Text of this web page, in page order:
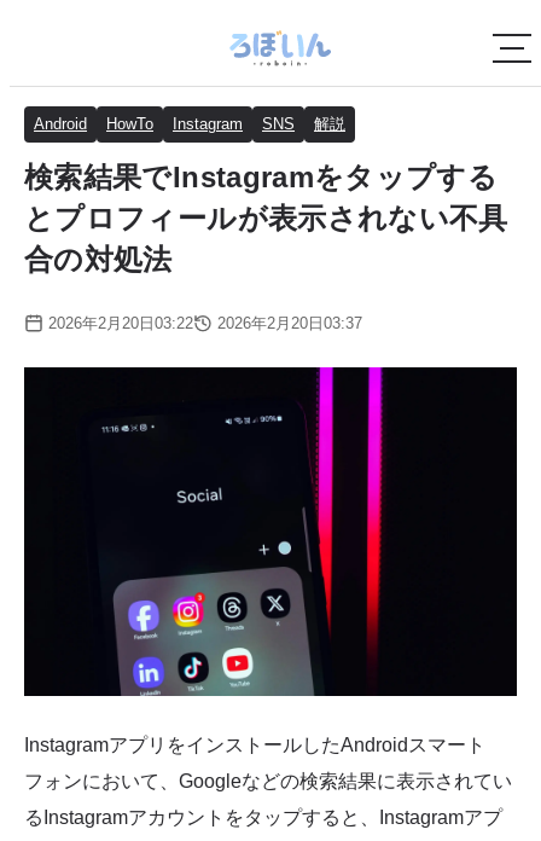
Android HowTo Instagram SNS 解説
検索結果でInstagramをタップする
とプロフィールが表示されない不具
合の対処法
2026年2月20日03:22 2026年2月20日03:37
InstagramアプリをインストールしたAndroidスマート
フォンにおいて、Googleなどの検索結果に表示されてい
るInstagramアカウントをタップすると、Instagramアプ